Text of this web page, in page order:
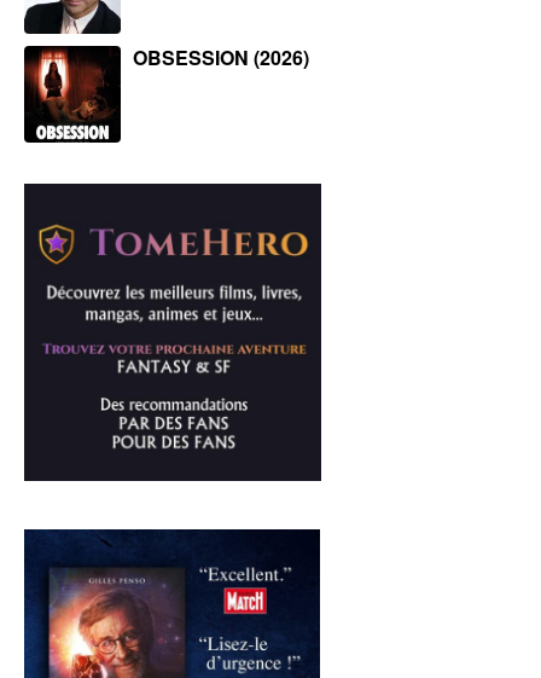
OBSESSION (2026)